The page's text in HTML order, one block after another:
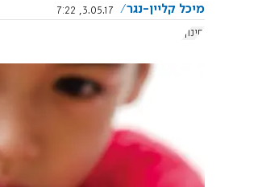
מיכל קליין-נגר
3.05.17, 7:22
חינוך